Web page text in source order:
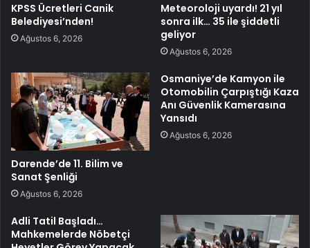
KPSS Ücretleri Canik
Belediyesi’nden!
Ağustos 6, 2026
Meteoroloji uyardı! 21 yıl
sonra ilk… 35 ile şiddetli
geliyor
Ağustos 6, 2026
Darende’de 11. Bilim ve
Sanat Şenliği
Ağustos 6, 2026
Osmaniye’de Kamyon ile
Otomobilin Çarpıştığı Kaza
Anı Güvenlik Kamerasına
Yansıdı
Ağustos 6, 2026
Adli Tatil Başladı…
Mahkemelerde Nöbetçi